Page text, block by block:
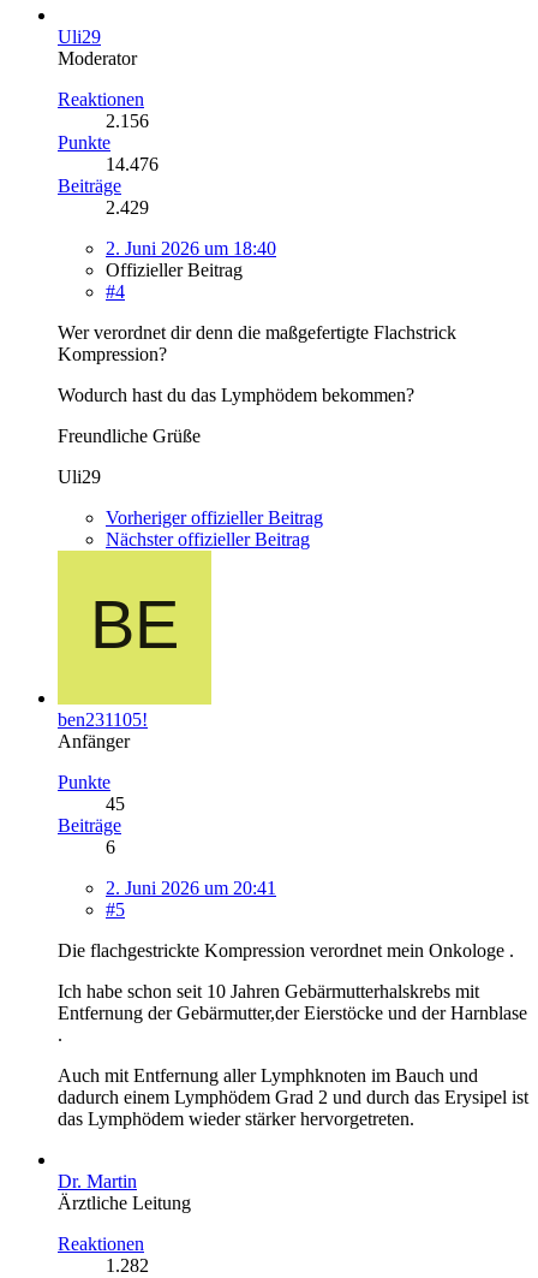
Uli29
Moderator
Reaktionen
2.156
Punkte
14.476
Beiträge
2.429
2. Juni 2026 um 18:40
Offizieller Beitrag
#4
Wer verordnet dir denn die maßgefertigte Flachstrick
Kompression?
Wodurch hast du das Lymphödem bekommen?
Freundliche Grüße
Uli29
Vorheriger offizieller Beitrag
Nächster offizieller Beitrag
ben231105!
Anfänger
Punkte
45
Beiträge
6
2. Juni 2026 um 20:41
#5
Die flachgestrickte Kompression verordnet mein Onkologe .
Ich habe schon seit 10 Jahren Gebärmutterhalskrebs mit
Entfernung der Gebärmutter,der Eierstöcke und der Harnblase
.
Auch mit Entfernung aller Lymphknoten im Bauch und
dadurch einem Lymphödem Grad 2 und durch das Erysipel ist
das Lymphödem wieder stärker hervorgetreten.
Dr. Martin
Ärztliche Leitung
Reaktionen
1.282